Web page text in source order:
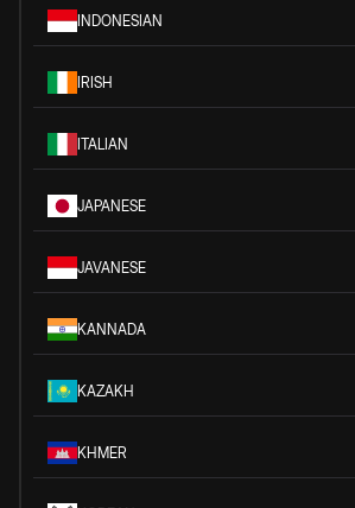
INDONESIAN
IRISH
ITALIAN
JAPANESE
JAVANESE
KANNADA
KAZAKH
KHMER